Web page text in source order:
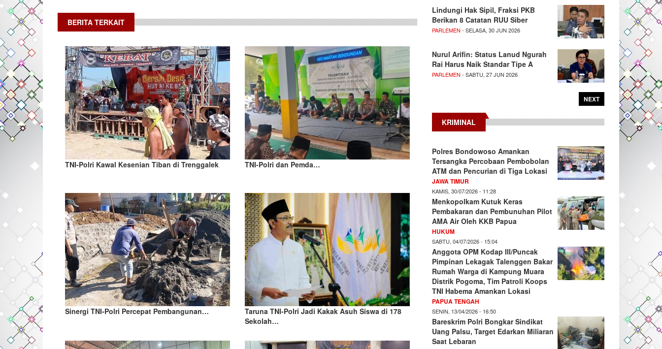
BERITA TERKAIT
TNI-Polri Kawal Kesenian Tiban di Trenggalek TNI-Polri dan Pemda…
Sinergi TNI-Polri Percepat Pembangunan…
Taruna TNI-Polri Jadi Kakak Asuh Siswa di 178
Sekolah…
Lindungi Hak Sipil, Fraksi PKB
Berikan 8 Catatan RUU Siber
PARLEMEN - SELASA, 30 JUN 2026
Nurul Arifin: Status Lanud Ngurah
Rai Harus Naik Standar Tipe A
PARLEMEN - SABTU, 27 JUN 2026
NEXT
KRIMINAL
Polres Bondowoso Amankan
Tersangka Percobaan Pembobolan
ATM dan Pencurian di Tiga Lokasi
JAWA TIMUR
KAMIS, 30/07/2026 - 11:28
Menkopolkam Kutuk Keras
Pembakaran dan Pembunuhan Pilot
AMA Air Oleh KKB Papua
HUKUM
SABTU, 04/07/2026 - 15:04
Anggota OPM Kodap III/Puncak
Pimpinan Lekagak Talenggen Bakar
Rumah Warga di Kampung Muara
Distrik Pogoma, Tim Patroli Koops
TNI Habema Amankan Lokasi
PAPUA TENGAH
SENIN, 13/04/2026 - 16:50
Bareskrim Polri Bongkar Sindikat
Uang Palsu, Target Edarkan Miliaran
Saat Lebaran